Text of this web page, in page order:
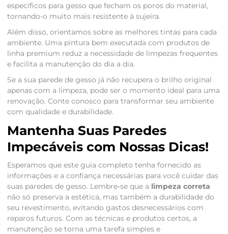
específicos para gesso que fecham os poros do material,
tornando-o muito mais resistente à sujeira.
Além disso, orientamos sobre as melhores tintas para cada
ambiente. Uma pintura bem executada com produtos de
linha premium reduz a necessidade de limpezas frequentes
e facilita a manutenção do dia a dia.
Se a sua parede de gesso já não recupera o brilho original
apenas com a limpeza, pode ser o momento ideal para uma
renovação. Conte conosco para transformar seu ambiente
com qualidade e durabilidade.
Mantenha Suas Paredes
Impecáveis com Nossas Dicas!
Esperamos que este guia completo tenha fornecido as
informações e a confiança necessárias para você cuidar das
suas paredes de gesso. Lembre-se que a limpeza correta
não só preserva a estética, mas também a durabilidade do
seu revestimento, evitando gastos desnecessários com
reparos futuros. Com as técnicas e produtos certos, a
manutenção se torna uma tarefa simples e